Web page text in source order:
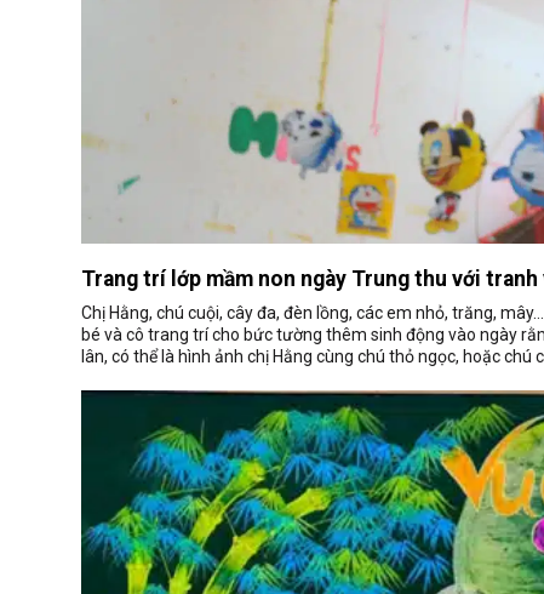
Trang trí lớp mầm non ngày Trung thu với tranh
Chị Hằng, chú cuội, cây đa, đèn lồng, các em nhỏ, trăng,
bé và cô trang trí cho bức tường thêm sinh động vào ngày
lân, có thể là hình ảnh chị Hằng cùng chú thỏ ngọc, hoặc chú